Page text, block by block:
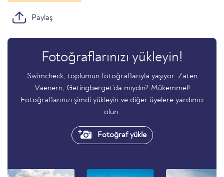
Paylaş
Fotoğraflarınızı yükleyin!
Swimcheck, toplumun fotoğraflarıyla yaşıyor. Zaten
Vaenern, Getingberget'da mıydın? Mükemmel!
Fotoğraflarınızı şimdi yükleyin ve diğer üyelere yardımcı
olun.
Fotoğraf yükle